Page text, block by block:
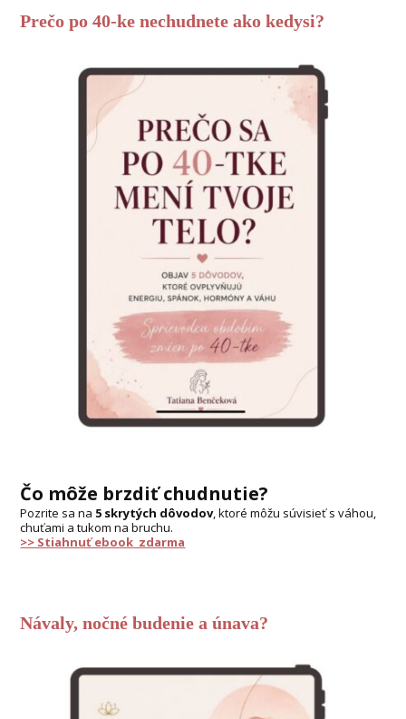
Prečo po 40-ke nechudnete ako kedysi?
Čo môže brzdiť chudnutie?
Pozrite sa na 5 skrytých dôvodov, ktoré môžu súvisieť s váhou,
chuťami a tukom na bruchu.
>> Stiahnuť ebook zdarma
Návaly, nočné budenie a únava?